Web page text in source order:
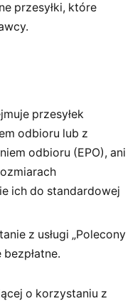
przesyłki, które
przesyłek
odbioru lub z
odbioru (EPO), ani
ich do standardowej
z usługi „Polecony
o korzystaniu z